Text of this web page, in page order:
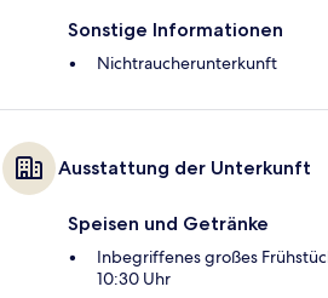
Sonstige Informationen
Nichtraucherunterkunft
Ausstattung der Unterkunft
Speisen und Getränke
Inbegriffenes großes
10:30 Uhr